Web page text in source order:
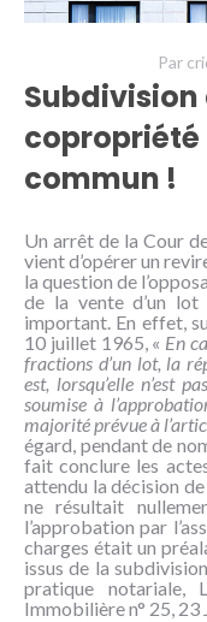
VOUS
INFORMEZ-
VOUS
LISEZ-NOUS
CONNAÎTRE
CONTACT
Par
Subdivision
copropriété
commun !
Un arrêt de la Cour
vient d’opérer un
la question de
de la vente d’un
important. En effet,
10 juillet 1965, « En
fractions d’un lot, la
est, lorsqu’elle n’est
soumise à
majorité prévue à
égard, pendant de
fait conclure les
attendu la décision de
ne résultait
l’approbation par
charges était un
issus de la
pratique notariale,
Immobilière n° 25, 23